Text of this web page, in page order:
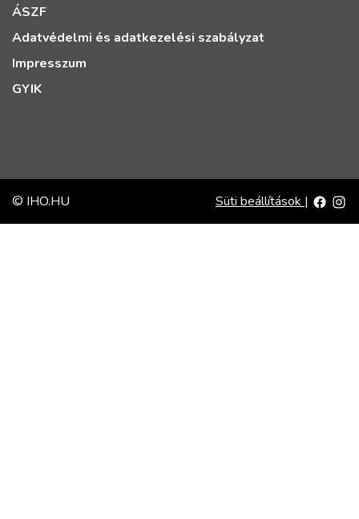
ÁSZF
Adatvédelmi és adatkezelési szabályzat
Impresszum
GYIK
© IHO.HU Süti beállítások |